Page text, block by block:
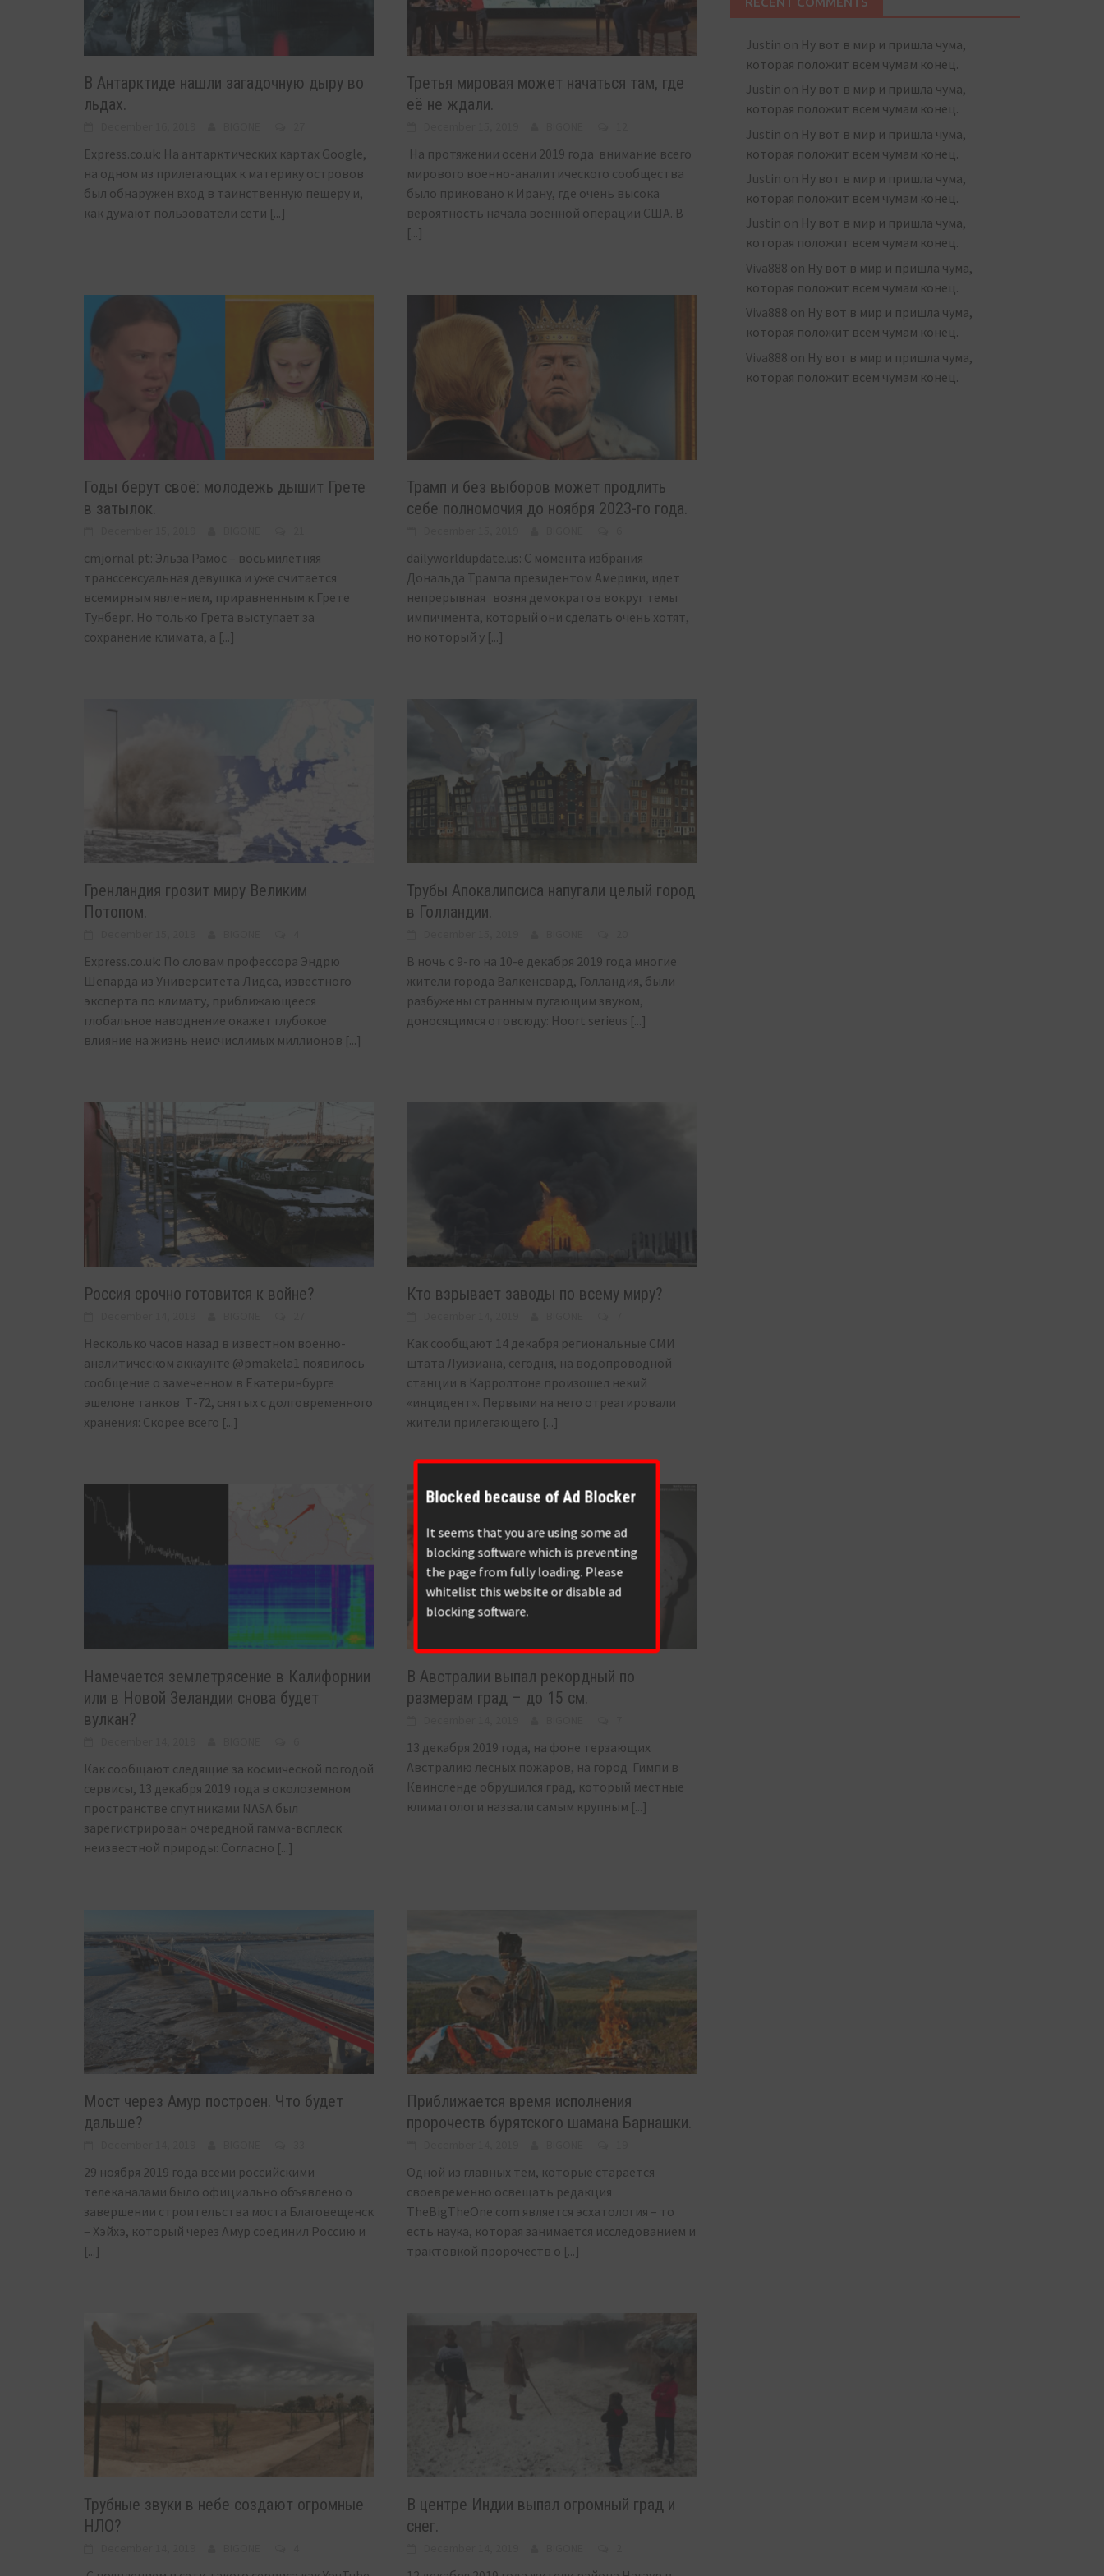
Blocked because of Ad Blocker
It seems that you are using some ad
blocking software which is preventing
the page from fully loading. Please
whitelist this website or disable ad
blocking software.
В Антарктиде нашли загадочную дыру во
льдах.
Express.co.uk: На антарктических картах Google,
на одном из прилегающих к материку островов
был обнаружен вход в таинственную пещеру и,
как думают пользователи сети [...]
Третья мировая может начаться там, где
её не ждали.
На протяжении осени 2019 года внимание всего
мирового военно-аналитического сообщества
было приковано к Ирану, где очень высока
вероятность начала военной операции США. В
[...]
Годы берут своё: молодежь дышит Грете
в затылок.
cmjornal.pt: Эльза Рамос – восьмилетняя
транссексуальная девушка и уже считается
всемирным явлением, приравненным к Грете
Тунберг. Но только Грета выступает за
сохранение климата, а [...]
Трамп и без выборов может продлить
себе полномочия до ноября 2023-го года.
dailyworldupdate.us: С момента избрания
Дональда Трампа президентом Америки, идет
непрерывная возня демократов вокруг темы
импичмента, который они сделать очень хотят,
но который у [...]
Гренландия грозит миру Великим
Потопом.
Express.co.uk: По словам профессора Эндрю
Шепарда из Университета Лидса, известного
эксперта по климату, приближающееся
глобальное наводнение окажет глубокое
влияние на жизнь неисчислимых миллионов [...]
Трубы Апокалипсиса напугали целый город
в Голландии.
В ночь с 9-го на 10-е декабря 2019 года многие
жители города Валкенсвард, Голландия, были
разбужены странным пугающим звуком,
доносящимся отовсюду: Hoort serieus [...]
Россия срочно готовится к войне?
Несколько часов назад в известном военно-
аналитическом аккаунте @pmakela1 появилось
сообщение о замеченном в Екатеринбурге
эшелоне танков Т-72, снятых с долговременного
хранения: Скорее всего [...]
Кто взрывает заводы по всему миру?
Как сообщают 14 декабря региональные СМИ
штата Луизиана, сегодня, на водопроводной
станции в Карролтоне произошел некий
«инцидент». Первыми на него отреагировали
жители прилегающего [...]
Намечается землетрясение в Калифорнии
или в Новой Зеландии снова будет
вулкан?
Как сообщают следящие за космической погодой
сервисы, 13 декабря 2019 года в околоземном
пространстве спутниками NASA был
зарегистрирован очередной гамма-всплеск
неизвестной природы: Согласно [...]
В Австралии выпал рекордный по
размерам град – до 15 см.
13 декабря 2019 года, на фоне терзающих
Австралию лесных пожаров, на город Гимпи в
Квинсленде обрушился град, который местные
климатологи назвали самым крупным [...]
Мост через Амур построен. Что будет
дальше?
29 ноября 2019 года всеми российскими
телеканалами было официально объявлено о
завершении строительства моста Благовещенск
– Хэйхэ, который через Амур соединил Россию и
[...]
Приближается время исполнения
пророчеств бурятского шамана Барнашки.
Одной из главных тем, которые старается
своевременно освещать редакция
TheBigTheOne.com является эсхатология – то
есть наука, которая занимается исследованием и
трактовкой пророчеств о [...]
Трубные звуки в небе создают огромные
НЛО?
В центре Индии выпал огромный град и
снег.
Justin on Ну вот в мир и пришла чума,
которая положит всем чумам конец.
Justin on Ну вот в мир и пришла чума,
которая положит всем чумам конец.
Justin on Ну вот в мир и пришла чума,
которая положит всем чумам конец.
Justin on Ну вот в мир и пришла чума,
которая положит всем чумам конец.
Justin on Ну вот в мир и пришла чума,
которая положит всем чумам конец.
Viva888 on Ну вот в мир и пришла чума,
которая положит всем чумам конец.
Viva888 on Ну вот в мир и пришла чума,
которая положит всем чумам конец.
Viva888 on Ну вот в мир и пришла чума,
которая положит всем чумам конец.